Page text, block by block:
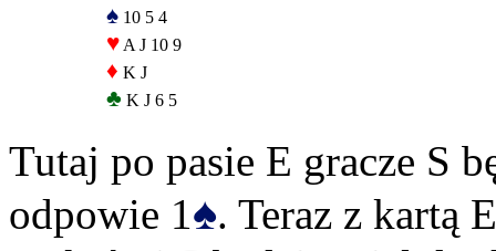
♠ 10 5 4
♥ A J 10 9
♦ K J
♣ K J 6 5
Tutaj po pasie E gracze S
odpowie 1 ♠. Teraz z kartą